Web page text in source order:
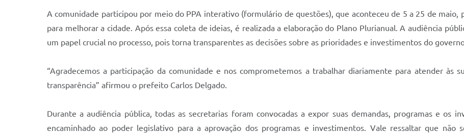
A comunidade participou por meio do PPA interativo (formulário de questões), que aconteceu de 5 a 25 de maio,
para melhorar a cidade. Após essa coleta de ideias, é realizada a elaboração do Plano Plurianual. A audiência
um papel crucial no processo, pois torna transparentes as decisões sobre as prioridades e investimentos do
“Agradecemos a participação da comunidade e nos comprometemos a trabalhar diariamente para atender às
transparência” afirmou o prefeito Carlos Delgado.
Durante a audiência pública, todas as secretarias foram convocadas a expor suas demandas, programas e os
encaminhado ao poder legislativo para a aprovação dos programas e investimentos. Vale ressaltar que não